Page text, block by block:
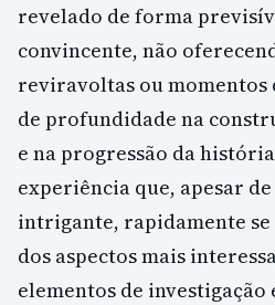
revelado de forma
convincente, não
reviravoltas ou momentos
de profundidade na
e na progressão da
experiência que, apesar
intrigante, rapidamente
dos aspectos mais
elementos de investigação